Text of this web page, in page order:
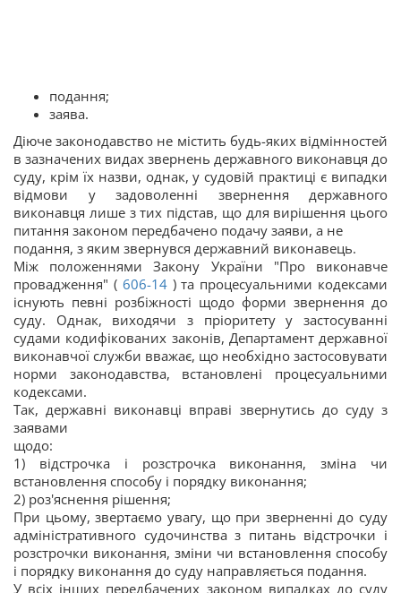
подання;
заява.
Діюче законодавство не містить будь-яких відмінностей
в зазначених видах звернень державного виконавця до
суду, крім їх назви, однак, у судовій практиці є випадки
відмови у задоволенні звернення державного
виконавця лише з тих підстав, що для вирішення цього
питання законом передбачено подачу заяви, а не
подання, з яким звернувся державний виконавець.
Між положеннями Закону України "Про виконавче
провадження" ( 606-14) та процесуальними кодексами
існують певні розбіжності щодо форми звернення до
суду. Однак, виходячи з пріоритету у застосуванні
судами кодифікованих законів, Департамент державної
виконавчої служби вважає, що необхідно застосовувати
норми законодавства, встановлені процесуальними
кодексами.
Так, державні виконавці вправі звернутись до суду з
заявами
щодо:
1) відстрочка і розстрочка виконання, зміна чи
встановлення способу і порядку виконання;
2) роз'яснення рішення;
При цьому, звертаємо увагу, що при зверненні до суду
адміністративного судочинства з питань відстрочки і
розстрочки виконання, зміни чи встановлення способу
і порядку виконання до суду направляється подання.
У всіх інших передбачених законом випадках до суду